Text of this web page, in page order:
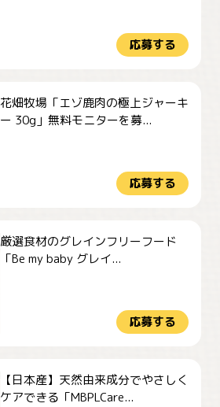
応募する
花畑牧場「エゾ鹿肉の極上ジャーキ
ー 30g」無料モニターを募...
応募する
厳選食材のグレインフリーフード
「Be my baby グレイ...
応募する
【日本産】天然由来成分でやさしく
ケアできる「MBPLCare...